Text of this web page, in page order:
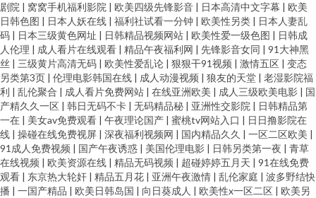
剧院 | 窝窝手机福利影院 | 欧美四级先锋影音 | 日本高清中文字幕 | 欧美
日韩色图 | 日本人妖在线 | 福利社试看一分钟 | 欧美性另类 | 日本人妻乱
码 | 日本三级黄色网址 | 日韩精品视频网站 | 欧美性爱一级色图 | 日韩成
人伦理 | 成人看片在线观看 | 精品午夜福利网 | 先锋影音女同 | 91大神黑
丝 | 三级黄片高清无码 | 欧美性爱乱论 | 狠狠干91视频 | 激情五区 | 变态
另类第3页 | 伦理电影韩国在线 | 成人动漫视频 | 狼友的天堂 | 老湿影院福
利 | 乱伦聚合 | 成人看片免费网站 | 在线亚洲欧美 | 成人三级欧美电影 | 国
产精久久一区 | 韩日无码不卡 | 无码精品秘 | 亚洲性交影院 | 日韩精品第
一在 | 美女av免费观看 | 午夜理论国产 | 蜜桃tv网站入口 | 日日撸影院在
线 | 操碰在线免费视屏 | 深夜福利视频网 | 国内精品久久 | 一区二区欧美 |
91成人免费视频 | 国产午夜诱惑 | 美国伦理电影 | 日韩另类第一夜 | 青草
在线视频 | 欧美资源在线 | 精品无码视频 | 超碰婷婷五月天 | 91在线免费
观看 | 东京热大轮奸 | 精品五月花 | 亚洲午夜激情 | 乱伦家庭 | 波多野结快
播 | 一国产精品 | 欧美日韩岛国 | 向日葵成人 | 欧美性x一区二区 | 欧美另